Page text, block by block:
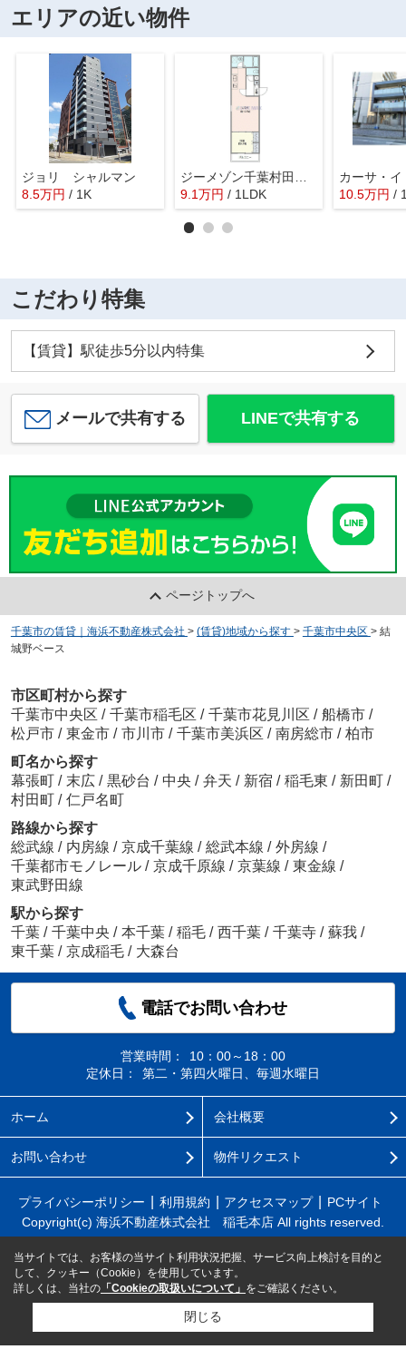
エリアの近い物件
ジョリ シャルマン
8.5万円 / 1K
9.1万円 / 1LDK 10.5万円 /
こだわり特集
【賃貸】駅徒歩5分以内特集
メールで共有する LINEで共有する
ページトップへ
千葉市の賃貸｜海浜不動産株式会社 > (賃貸)地域から探す > 千葉市中央区 > 結
城野ベース
市区町村から探す
千葉市中央区 / 千葉市稲毛区 / 千葉市花見川区 / 船橋市 /
松戸市 / 東金市 / 市川市 / 千葉市美浜区 / 南房総市 / 柏市
町名から探す
幕張町 / 末広 / 黒砂台 / 中央 / 弁天 / 新宿 / 稲毛東 / 新田町 /
村田町 / 仁戸名町
路線から探す
総武線 / 内房線 / 京成千葉線 / 総武本線 / 外房線 /
千葉都市モノレール / 京成千原線 / 京葉線 / 東金線 /
東武野田線
駅から探す
千葉 / 千葉中央 / 本千葉 / 稲毛 / 西千葉 / 千葉寺 / 蘇我 /
東千葉 / 京成稲毛 / 大森台
電話でお問い合わせ
営業時間：
10：00～18：00
定休日：
第二・第四火曜日、毎週水曜日
ホーム 会社概要
お問い合わせ 物件リクエスト
プライバシーポリシー 利用規約 アクセスマップ
PCサイト
Copyright(c) 海浜不動産株式会社 稲毛本店 All rights reserved.
当サイトでは、お客様の当サイト利用状況把握、サービス向上検討を目的と
して、クッキー（Cookie）を使用しています。
詳しくは、当社の 「Cookieの取扱いについて」 をご確認ください。
閉じる